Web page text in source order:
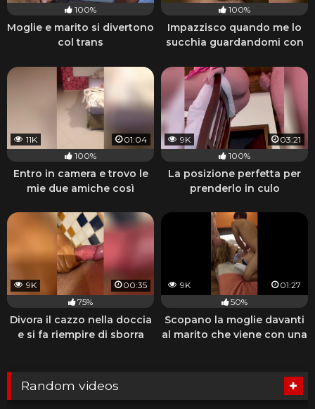
100%
Moglie e marito si divertono
col trans
100%
Impazzisco quando me lo
succhia guardandomi con
11K
01:04
100%
Entro in camera e trovo le
mie due amiche così
9K
03:21
100%
La posizione perfetta per
prenderlo in culo
9K
00:35
75%
Divora il cazzo nella doccia
e si fa riempire di sborra
9K
01:27
50%
Scopano la moglie davanti
al marito che viene con una
Random videos